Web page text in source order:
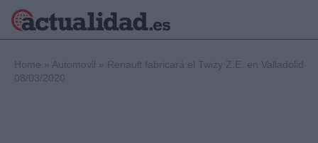
Home » Automovil » Renault fabricará el Twizy Z.E. en Valladolid
08/03/2020